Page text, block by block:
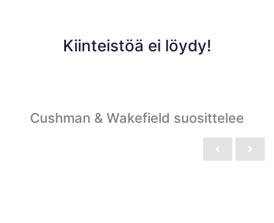
Kiinteistöä ei löydy!
Cushman & Wakefield suosittelee